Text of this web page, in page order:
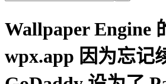
Wallpaper Engine
wpx.app 因为忘记